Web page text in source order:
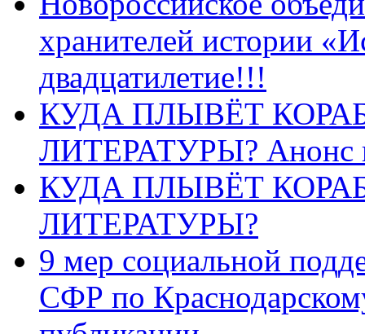
хранителей истории
двадцатилетие!!!
КУДА ПЛЫВЁТ
ЛИТЕРАТУРЫ? Анонс
КУДА ПЛЫВЁТ
ЛИТЕРАТУРЫ?
9 мер социальной
СФР по